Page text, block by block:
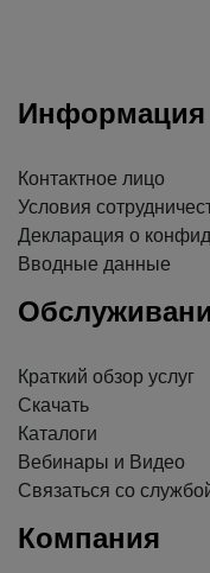
Информация
Контактное лицо
Условия
Декларация о
Вводные данные
Краткий обзор услуг
Скачать
Каталоги
Вебинары и Видео
Связаться со
Компания